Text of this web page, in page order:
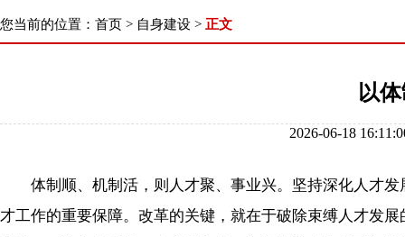
您当前的位置： 首页 > 自身建设 > 正文
以
2026-06-18
体制顺、机制活，则人才聚、事业兴。坚持深化人才发
才工作的重要保障。改革的关键，就在于破除束缚人才发